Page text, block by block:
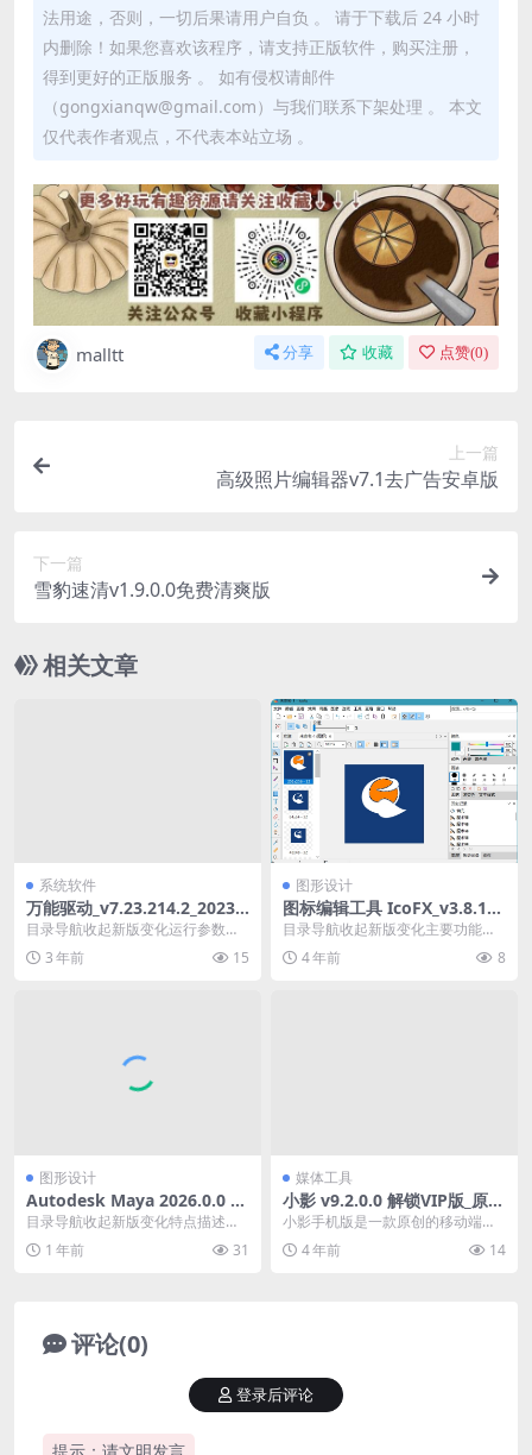
法用途，否则，一切后果请用户自负 。 请于下载后 24 小时
内删除！如果您喜欢该程序，请支持正版软件，购买注册，
得到更好的正版服务 。 如有侵权请邮件
（gongxianqw@gmail.com）与我们联系下架处理 。 本文
仅代表作者观点，不代表本站立场 。
malltt 分享 收藏 点赞(0)
上一篇
高级照片编辑器v7.1去广告安卓版
下一篇
雪豹速清v1.9.0.0免费清爽版
相关文章
系统软件
万能驱动_v7.23.214.2_2023.0
3.31 发布
目录导航收起新版变化运行参数注
意事项下载地址目录导航收起新版
变化运行参数注意事项...
3 年前 15
图形设计
图标编辑工具 IcoFX_v3.8.1
中文注册便携版
目录导航收起新版变化主要功能下
载地址目录导航收起新版变化主要
功能下载地址IcoF...
4 年前 8
图形设计
Autodesk Maya 2026.0.0 x6
4_玛雅2026中文修改版
目录导航收起新版变化特点描述系
统要求下载地址目录导航收起新版
变化特点描述系统要求...
1 年前 31
媒体工具
小影 v9.2.0.0 解锁VIP版_原创
短视频编辑应用
小影手机版是一款原创的移动端短
视频拍摄制作App。这款原创视频
合成工具及视频剪辑...
4 年前 14
评论(0)
登录后评论